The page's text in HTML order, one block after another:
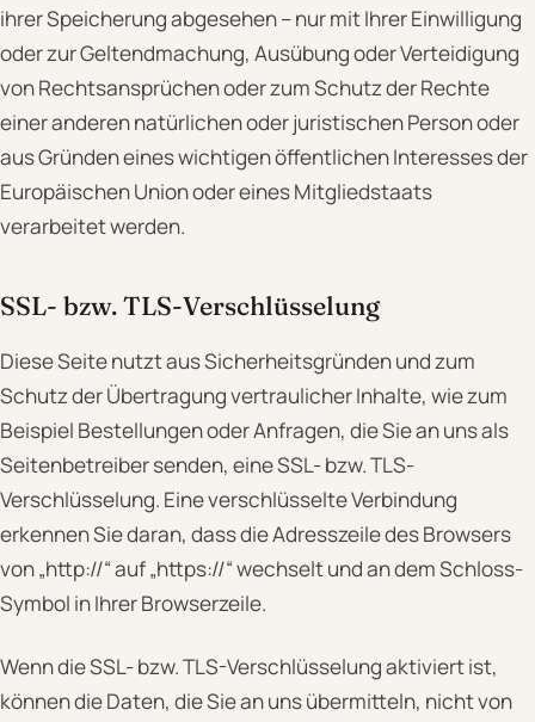
ihrer Speicherung abgesehen – nur mit Ihrer Einwilligung
oder zur Geltendmachung, Ausübung oder Verteidigung
von Rechtsansprüchen oder zum Schutz der Rechte
einer anderen natürlichen oder juristischen Person oder
aus Gründen eines wichtigen öffentlichen Interesses der
Europäischen Union oder eines Mitgliedstaats
verarbeitet werden.
SSL- bzw. TLS-Verschlüsselung
Diese Seite nutzt aus Sicherheitsgründen und zum
Schutz der Übertragung vertraulicher Inhalte, wie zum
Beispiel Bestellungen oder Anfragen, die Sie an uns als
Seitenbetreiber senden, eine SSL- bzw. TLS-
Verschlüsselung. Eine verschlüsselte Verbindung
erkennen Sie daran, dass die Adresszeile des Browsers
von „http://“ auf „https://“ wechselt und an dem Schloss-
Symbol in Ihrer Browserzeile.
Wenn die SSL- bzw. TLS-Verschlüsselung aktiviert ist,
können die Daten, die Sie an uns übermitteln, nicht von